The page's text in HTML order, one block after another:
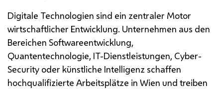
Digitale Technologien sind ein zentraler Motor
wirtschaftlicher Entwicklung. Unternehmen aus den
Bereichen Softwareentwicklung,
Quantentechnologie, IT-Dienstleistungen, Cyber-
Security oder künstliche Intelligenz schaffen
hochqualifizierte Arbeitsplätze in Wien und treiben